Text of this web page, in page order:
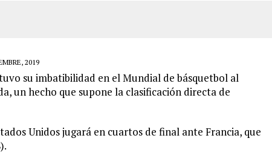
EL MISMO DÍA EN SECTORES VECINOS
2019
su imbatibilidad en el Mundial de básquetbol al
un hecho que supone la clasificación directa de
Unidos jugará en cuartos de final ante Francia, que